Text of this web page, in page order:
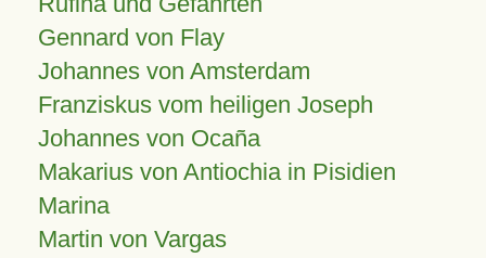
Gennard von Flay
Johannes von Amsterdam
Franziskus vom heiligen Joseph
Johannes von Ocaña
Makarius von Antiochia in Pisidien
Marina
Martin von Vargas